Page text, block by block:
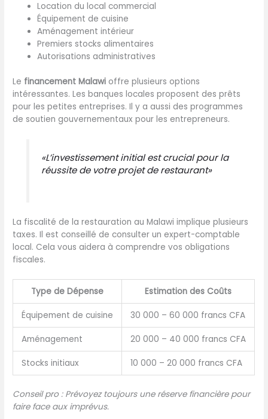
Location du local commercial
Équipement de cuisine
Aménagement intérieur
Premiers stocks alimentaires
Autorisations administratives
Le financement Malawi offre plusieurs options
intéressantes. Les banques locales proposent des prêts
pour les petites entreprises. Il y a aussi des programmes
de soutien gouvernementaux pour les entrepreneurs.
«L’investissement initial est crucial pour la
réussite de votre projet de restaurant»
La fiscalité de la restauration au Malawi implique plusieurs
taxes. Il est conseillé de consulter un expert-comptable
local. Cela vous aidera à comprendre vos obligations
fiscales.
Type de Dépense Estimation des Coûts
Équipement de cuisine 30 000 – 60 000 francs CFA
Aménagement 20 000 – 40 000 francs CFA
Stocks initiaux 10 000 – 20 000 francs CFA
Conseil pro : Prévoyez toujours une réserve financière pour
faire face aux imprévus.